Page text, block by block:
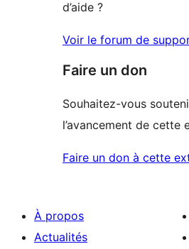
d’aide ?
Voir le forum de
Faire un don
Souhaitez-vous
l’avancement de cette
Faire un don à cette
À propos
Actualités